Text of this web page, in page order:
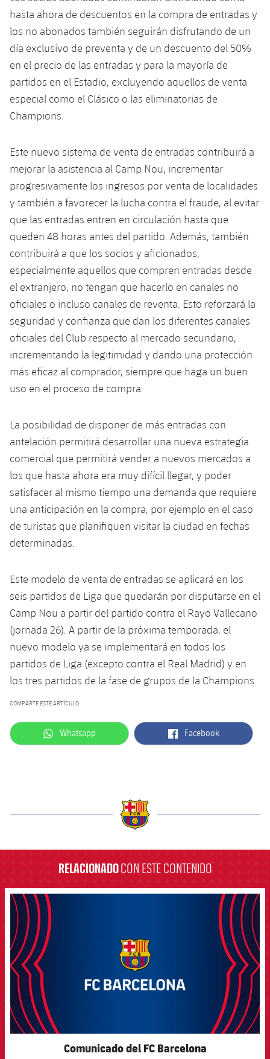
hasta ahora de descuentos en la compra de entradas y
los no abonados también seguirán disfrutando de un
día exclusivo de preventa y de un descuento del 50%
en el precio de las entradas y para la mayoría de
partidos en el Estadio, excluyendo aquellos de venta
especial como el Clásico o las eliminatorias de
Champions.
Este nuevo sistema de venta de entradas contribuirá a
mejorar la asistencia al Camp Nou, incrementar
progresivamente los ingresos por venta de localidades
y también a favorecer la lucha contra el fraude, al evitar
que las entradas entren en circulación hasta que
queden 48 horas antes del partido. Además, también
contribuirá a que los socios y aficionados,
especialmente aquellos que compren entradas desde
el extranjero, no tengan que hacerlo en canales no
oficiales o incluso canales de reventa. Esto reforzará la
seguridad y confianza que dan los diferentes canales
oficiales del Club respecto al mercado secundario,
incrementando la legitimidad y dando una protección
más eficaz al comprador, siempre que haga un buen
uso en el proceso de compra.
La posibilidad de disponer de más entradas con
antelación permitirá desarrollar una nueva estrategia
comercial que permitirá vender a nuevos mercados a
los que hasta ahora era muy difícil llegar, y poder
satisfacer al mismo tiempo una demanda que requiere
una anticipación en la compra, por ejemplo en el caso
de turistas que planifiquen visitar la ciudad en fechas
determinadas.
Este modelo de venta de entradas se aplicará en los
seis partidos de Liga que quedarán por disputarse en el
Camp Nou a partir del partido contra el Rayo Vallecano
(jornada 26). A partir de la próxima temporada, el
nuevo modelo ya se implementará en todos los
partidos de Liga (excepto contra el Real Madrid) y en
los tres partidos de la fase de grupos de la Champions.
COMPARTE ESTE ARTÍCULO
label.aria.whatsapp
Whatsapp label.aria.facebook
Facebook
RELACIONADOCON ESTE CONTENIDO
Comunicado del FC Barcelona